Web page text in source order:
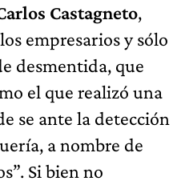
Castagneto,
empresarios y sólo
desmentida, que
el que realizó una
se ante la detección
a nombre de
Si bien no